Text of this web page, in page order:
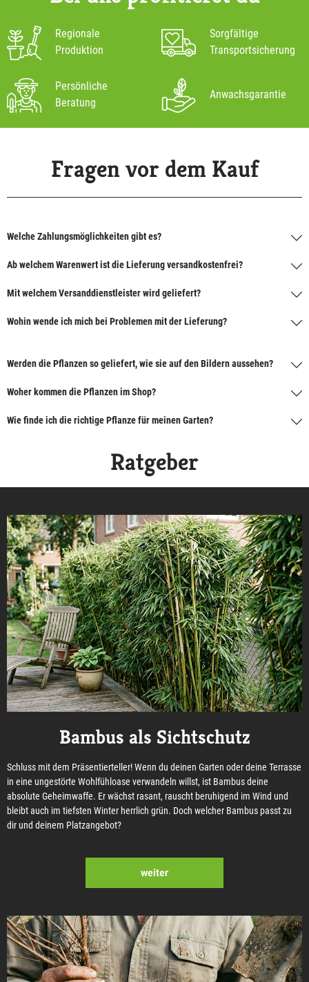
Regionale
Produktion
Sorgfältige
Transportsicherung
Persönliche
Beratung
Anwachsgarantie
Fragen vor dem Kauf
Welche Zahlungsmöglichkeiten gibt es?
Ab welchem Warenwert ist die Lieferung versandkostenfrei?
Mit welchem Versanddienstleister wird geliefert?
Wohin wende ich mich bei Problemen mit der Lieferung?
Werden die Pflanzen so geliefert, wie sie auf den Bildern aussehen?
Woher kommen die Pflanzen im Shop?
Wie finde ich die richtige Pflanze für meinen Garten?
Ratgeber
Bambus als Sichtschutz
Schluss mit dem Präsentierteller! Wenn du deinen Garten oder deine Terrasse
in eine ungestörte Wohlfühloase verwandeln willst, ist Bambus deine
absolute Geheimwaffe. Er wächst rasant, rauscht beruhigend im Wind und
bleibt auch im tiefsten Winter herrlich grün. Doch welcher Bambus passt zu
dir und deinem Platzangebot?
weiter